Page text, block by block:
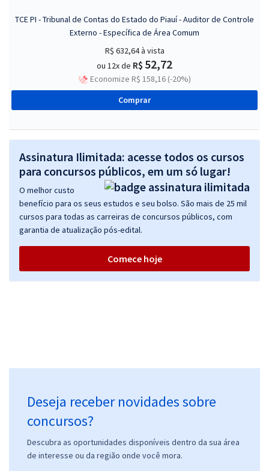
TCE PI - Tribunal de Contas do Estado do Piauí - Auditor de Controle
Externo - Específica de Área Comum
R$ 632,64à vista
ou 12x de R$ 52,72
Economize R$ 158,16 (-20%)
Comprar
Assinatura Ilimitada: acesse todos os cursos
para concursos públicos, em um só lugar!
O melhor custo
benefício para os seus estudos e seu bolso. São mais de 25 mil
cursos para todas as carreiras de concursos públicos, com
garantia de atualização pós-edital.
Comece hoje
Deseja receber novidades sobre
concursos?
Descubra as oportunidades disponíveis dentro da sua área
de interesse ou da região onde você mora.